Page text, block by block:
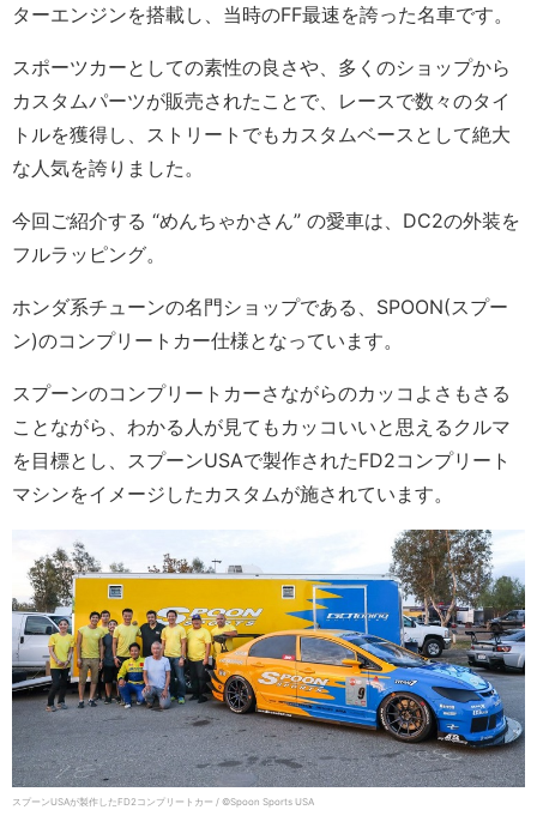
ターエンジンを搭載し、当時のFF最速を誇った名車です。
スポーツカーとしての素性の良さや、多くのショップから
カスタムパーツが販売されたことで、レースで数々のタイ
トルを獲得し、ストリートでもカスタムベースとして絶大
な人気を誇りました。
今回ご紹介する “めんちゃかさん” の愛車は、DC2の外装を
フルラッピング。
ホンダ系チューンの名門ショップである、SPOON(スプー
ン)のコンプリートカー仕様となっています。
スプーンのコンプリートカーさながらのカッコよさもさる
ことながら、わかる人が見てもカッコいいと思えるクルマ
を目標とし、スプーンUSAで製作されたFD2コンプリート
マシンをイメージしたカスタムが施されています。
スプーンUSAが製作したFD2コンプリートカー / ©Spoon Sports USA